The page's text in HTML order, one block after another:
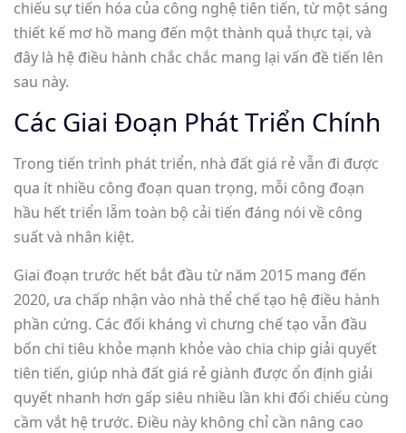
chiếu sự tiến hóa của công nghệ tiên tiến, từ một sáng
thiết kế mơ hồ mang đến một thành quả thực tại, và
đây là hệ điều hành chắc chắc mang lại vấn đề tiến lên
sau này.
Các Giai Đoạn Phát Triển Chính
Trong tiến trình phát triển, nhà đất giá rẻ vẫn đi được
qua ít nhiều công đoạn quan trọng, mỗi công đoạn
hầu hết triển lẵm toàn bộ cải tiến đáng nói về công
suất và nhân kiệt.
Giai đoạn trước hết bắt đầu từ năm 2015 mang đến
2020, ưa chấp nhận vào nhà thể chế tạo hệ điều hành
phần cứng. Các đối kháng vì chưng chế tạo vẫn đầu
bốn chi tiêu khỏe mạnh khỏe vào chia chip giải quyết
tiên tiến, giúp nhà đất giá rẻ giành được ổn định giải
quyết nhanh hơn gấp siêu nhiều lần khi đối chiếu cùng
cầm vắt hệ trước. Điều này không chỉ cần nâng cao